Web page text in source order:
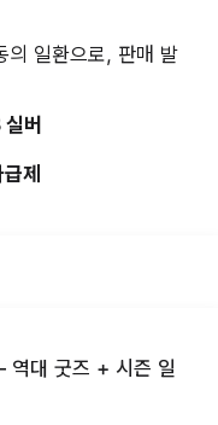
의 일환으로, 판매 발
버
제
역대 굿즈 + 시즌 일